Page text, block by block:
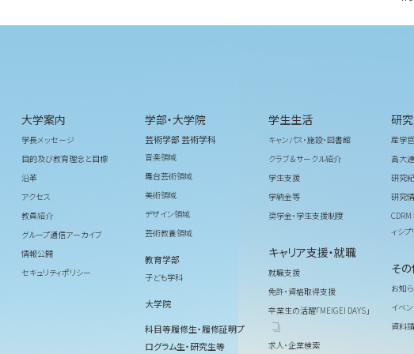
大学案内
学長メッセージ
目的及び教育理念と目標
沿革
アクセス
教員紹介
グループ通信アーカイブ
情報公開
セキュリティポリシー
学部・大学院
芸術学部 芸術学科
音楽領域
舞台芸術領域
美術領域
デザイン領域
芸術教養領域
教育学部
子ども学科
大学院
科目等履修生・履修証明プ
ログラム生・研究生等
学生生活
キャンパス・施設・図書館
クラブ＆サークル紹介
学生支援
学納金等
奨学金・学生支援制度
キャリア支援・就職
就職支援
免許・資格取得支援
卒業生の活躍「MEIGEI DAYS」
求人・企業検索
研
産学
高大
研究
研究
ィシ
そ
お知
イベ
資料